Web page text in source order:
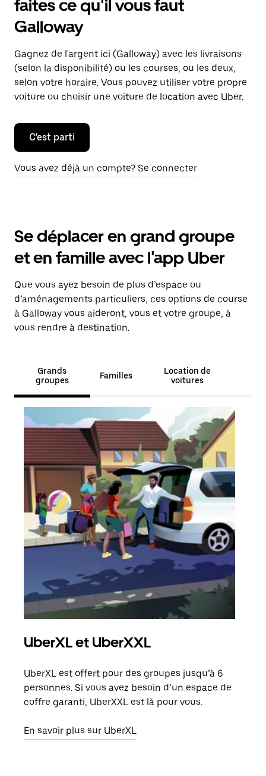
faites ce qu'il vous faut
Galloway
Gagnez de l'argent ici (Galloway) avec les livraisons
(selon la disponibilité) ou les courses, ou les deux,
selon votre horaire. Vous pouvez utiliser votre propre
voiture ou choisir une voiture de location avec Uber.
C'est parti
Vous avez déjà un compte? Se connecter
Se déplacer en grand groupe
et en famille avec l'app Uber
Que vous ayez besoin de plus d’espace ou
d’aménagements particuliers, ces options de course
à Galloway vous aideront, vous et votre groupe, à
vous rendre à destination.
Grands
groupes
Familles
Location de
voitures
UberXL et UberXXL
UberXL est offert pour des groupes jusqu’à 6
personnes. Si vous avez besoin d’un espace de
coffre garanti, UberXXL est là pour vous.
En savoir plus sur UberXL